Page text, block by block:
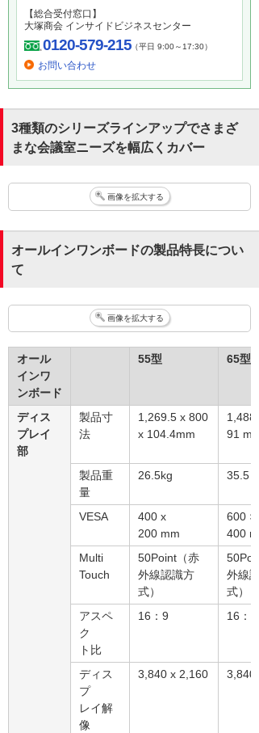
【総合受付窓口】
大塚商会 インサイドビジネスセンター
0120-579-215（平日 9:00～17:30）
お問い合わせ
3種類のシリーズラインアップでさまざ
まな会議室ニーズを幅広くカバー
画像を拡大する
オールインワンボードの製品特長につい
て
画像を拡大する
オール
インワ
ンボード
55型 65型
ディス
プレイ
部
製品寸
法
1,269.5 x 800
x 104.4mm
1,488
91 mm
製品重
量
26.5kg 35.5 kg
VESA
400 x
200 mm
600 ×
400
Multi
Touch
50Point（赤
外線認識方
式）
外線
式）
アスペ
ク
ト比
16：9 16：9
ディス
プ
レイ解
像
3,840 x 2,160 3,840